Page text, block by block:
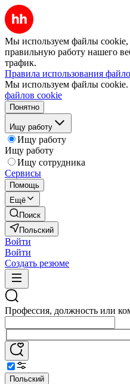
Мы используем файлы cookie,
правильную работу нашего
трафик.
Правила использования
Мы используем файлы cookie.
файлов cookie
Понятно
Ищу работу
Ищу работу
Ищу работу
Ищу сотрудника
Сервисы
Помощь
Ещё
Поиск
Польский
Войти
Войти
Создать резюме
Профессия, должность или
Польский